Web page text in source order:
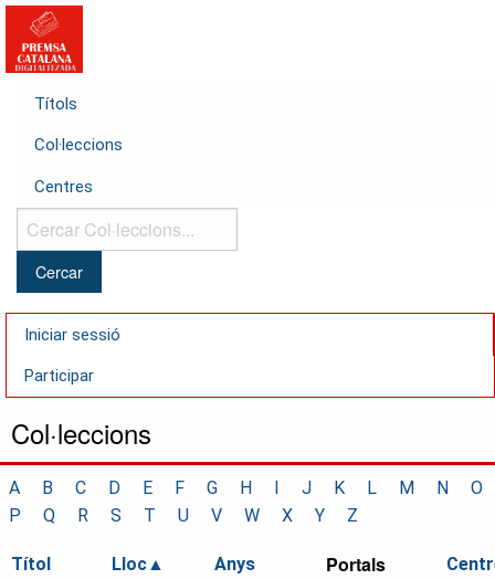
Títols
Col·leccions
Centres
Cercar
Col·leccions...
Iniciar sessió
Participar
Col·leccions
A B C D E F G H I J K L M N
O
P
Q R S T U V W X Y Z
Títol Lloc Anys Portals